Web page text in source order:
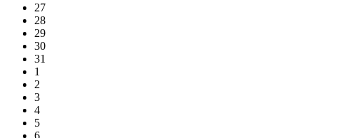
27
28
29
30
31
1
2
3
4
5
6